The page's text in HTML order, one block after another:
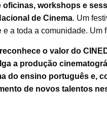
oficinas, workshops e
de Cinema. Um
a toda a comunidade. Um
o valor do
a produção
do ensino português e,
de novos talentos